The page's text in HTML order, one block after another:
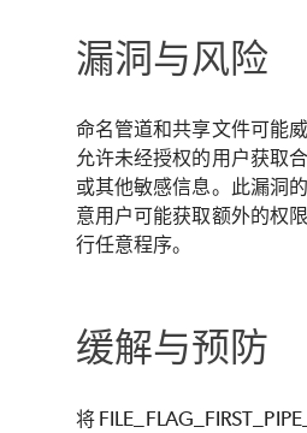
漏洞与风险
命名管道和共享文件可能
允许未经授权的用户获取
或其他敏感信息。此漏洞
意用户可能获取额外的权
行任意程序。
缓解与预防
将